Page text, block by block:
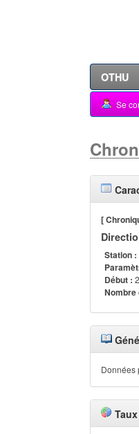
OTHU
Se
[
Station :
Début :
Nombre
Données